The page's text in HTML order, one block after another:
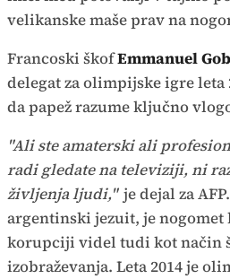
velikanske maše prav na
Francoski škofEmmanuel
delegat za olimpijske igre leta
da papež razume ključno
"Ali ste amaterski ali
radi gledate na televiziji, ni
življenja ljudi," je dejal za
argentinski jezuit, je
korupciji videl tudi kot način
izobraževanja. Leta 2014 je